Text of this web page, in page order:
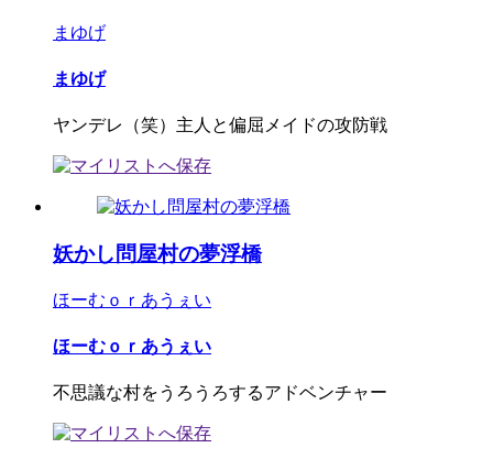
まゆげ
まゆげ
ヤンデレ（笑）主人と偏屈メイドの攻防戦
妖かし問屋村の夢浮橋
ほーむｏｒあうぇい
ほーむｏｒあうぇい
不思議な村をうろうろするアドベンチャー